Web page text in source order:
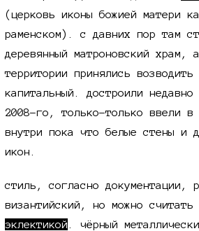
(церковь иконы божией матери
раменском). с давних пор там
деревянный матроновский храм,
территории принялись
капитальный. достроили
2008-го,
только-только ввели в
внутри пока что белые стены и
икон.
стиль, согласно документации,
византийский, но можно считать
эклектикой . чёрный